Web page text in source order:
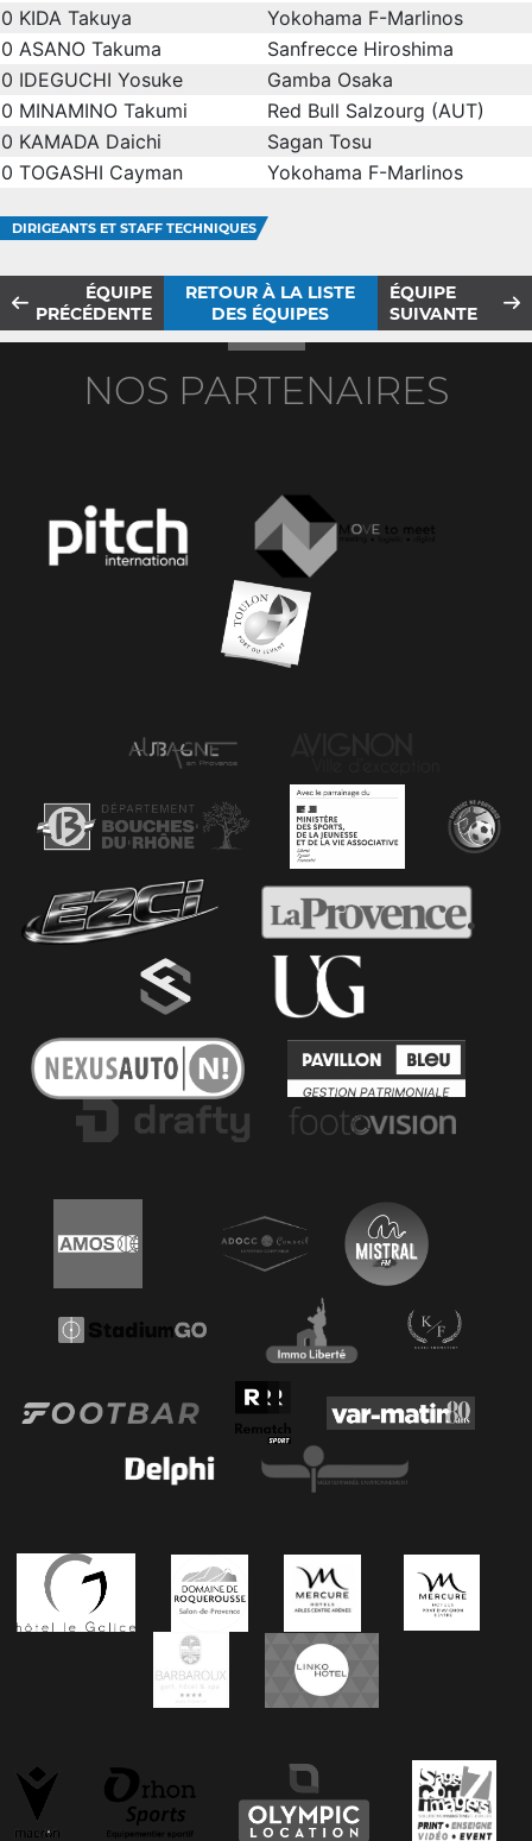
0 KIDA Takuya
Yokohama F-Marlinos
0 ASANO Takuma
Sanfrecce Hiroshima
0 IDEGUCHI Yosuke
Gamba Osaka
0 MINAMINO Takumi
Red Bull Salzourg (AUT)
0 KAMADA Daichi
Sagan Tosu
0 TOGASHI Cayman Yokohama F-Marlinos
DIRIGEANTS ET STAFF TECHNIQUES
ÉQUIPE
PRÉCÉDENTE
RETOUR À LA LISTE
DES ÉQUIPES
ÉQUIPE
SUIVANTE
NOS PARTENAIRES